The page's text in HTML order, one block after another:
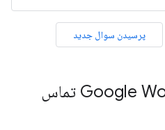
پرسیدن سوال جدید
با پشتیبانی Google Workspace تماس